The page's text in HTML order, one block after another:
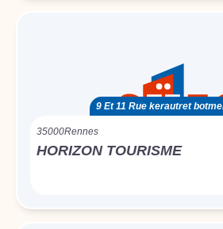
9 Et 11 Rue kerautret
35000Rennes
HORIZON TOURISME